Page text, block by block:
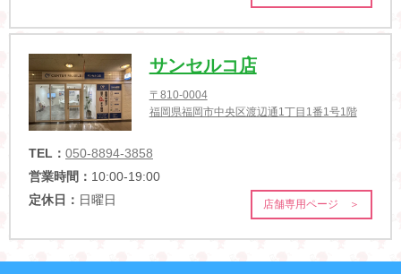
サンセルコ店
〒810-0004
福岡県福岡市中央区渡辺通1丁目1番1号1階
TEL： 050-8894-3858
営業時間： 10:00-19:00
定休日： 日曜日 店舗専用ページ ＞